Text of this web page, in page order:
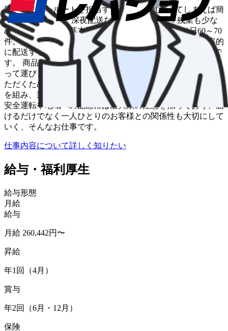
毎週決まったルートを担当するので、一度覚えてしまえば簡
単！ 長距離なし・深夜配送なし・再配達なし！残業も少な
めで18～19時には基本退勤可能です。 配送件数は1日60～70
件。戸建てだけでなく、大型マンションに20～30件を効率的
に配送するコースもあります。走行距離は1日20～30km程で
す。 商品は1kg以下～5kg程度と軽めで、基本的に台車を使
って運びます。お客様が不在の場合は、玄関前に置かせてい
ただくため、再配達はありません。また、6～8名程のチーム
を組み、業務量が多い日には助け合って配送しています。
安全運転や地域への配慮には最⼤限の注意を払っており、届
けるだけでなく⼀⼈ひとりのお客様との関係性も⼤切にして
いく、そんなお仕事です。
仕事内容について詳しく知りたい
給与・福利厚生
給与形態
月給
給与
月給 260,442円〜
昇給
年1回（4月）
賞与
年2回（6月・12月）
保険